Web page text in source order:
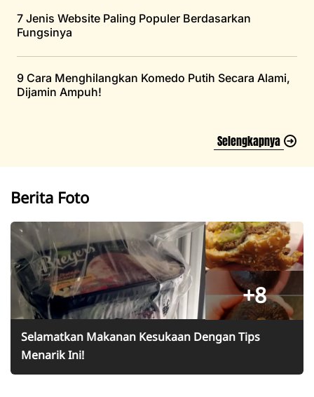
7 Jenis Website Paling Populer Berdasarkan
Fungsinya
9 Cara Menghilangkan Komedo Putih Secara Alami,
Dijamin Ampuh!
Selengkapnya
Berita Foto
+8
Selamatkan Makanan Kesukaan Dengan Tips
Menarik Ini!